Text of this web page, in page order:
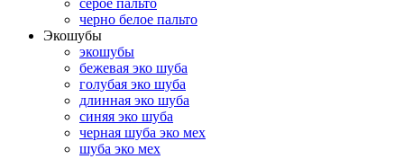
черно белое пальто
Экошубы
экошубы
бежевая эко шуба
голубая эко шуба
длинная эко шуба
синяя эко шуба
черная шуба эко мех
шуба эко мех